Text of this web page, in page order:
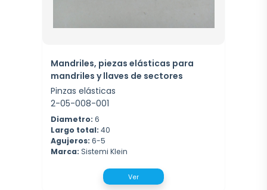
Mandriles, piezas elásticas para
mandriles y llaves de sectores
Pinzas elásticas
2-05-008-001
Diametro: 6
Largo total: 40
Agujeros: 6-5
Marca: Sistemi Klein
Ver